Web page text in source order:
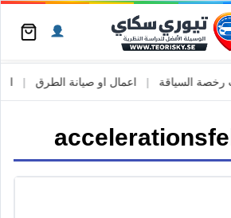
السياقة اعمال او صيانة الطرق